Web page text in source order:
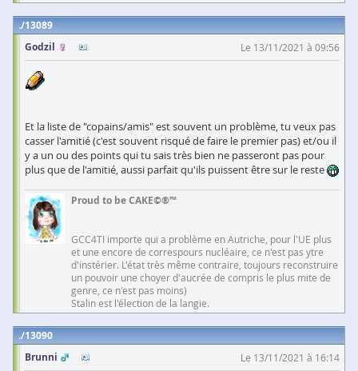
13089
Godzil
Le 13/11/2021 à 09:56
Et la liste de "copains/amis" est souvent un problème, tu veux pas
casser l'amitié (c'est souvent risqué de faire le premier pas) et/ou il
y a un ou des points qui tu sais très bien ne passeront pas pour
plus que de l'amitié, aussi parfait qu'ils puissent être sur le reste
Proud to be CAKE©®™
GCC4TI importe qui a problème en Autriche, pour l'UE plus
et une encore de correspours nucléaire, ce n'est pas ytre
d'instérier. L'état très même contraire, toujours reconstruire
un pouvoir une choyer d'aucrée de compris le plus mite de
genre, ce n'est pas moins)
Stalin est l'élection de la langie.
13090
Brunni
Le 13/11/2021 à 16:14